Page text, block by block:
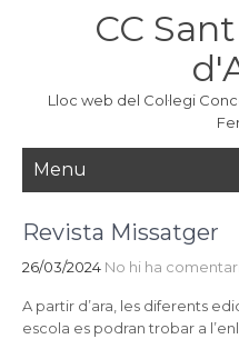
CC
Lloc web del Col·legi
Menu
Revista Missatger
26/03/2024 No hi ha
A partir d’ara, les diferents
escola es podran trobar a